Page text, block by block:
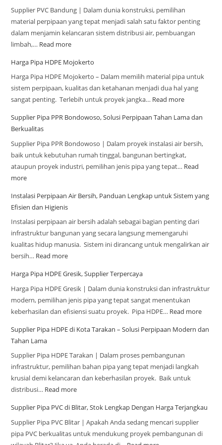
Supplier PVC Bandung | Dalam dunia konstruksi, pemilihan
material perpipaan yang tepat menjadi salah satu faktor penting
dalam menjamin kelancaran sistem distribusi air, pembuangan
limbah,… Read more
Harga Pipa HDPE Mojokerto
Harga Pipa HDPE Mojokerto – Dalam memilih material pipa untuk
sistem perpipaan, kualitas dan ketahanan menjadi dua hal yang
sangat penting. Terlebih untuk proyek jangka… Read more
Supplier Pipa PPR Bondowoso, Solusi Perpipaan Tahan Lama dan
Berkualitas
Supplier Pipa PPR Bondowoso | Dalam proyek instalasi air bersih,
baik untuk kebutuhan rumah tinggal, bangunan bertingkat,
ataupun proyek industri, pemilihan jenis pipa yang tepat… Read
more
Instalasi Perpipaan Air Bersih, Panduan Lengkap untuk Sistem yang
Efisien dan Higienis
Instalasi perpipaan air bersih adalah sebagai bagian penting dari
infrastruktur bangunan yang secara langsung memengaruhi
kualitas hidup manusia. Sistem ini dirancang untuk mengalirkan air
bersih… Read more
Harga Pipa HDPE Gresik, Supplier Terpercaya
Harga Pipa HDPE Gresik | Dalam dunia konstruksi dan infrastruktur
modern, pemilihan jenis pipa yang tepat sangat menentukan
keberhasilan dan efisiensi suatu proyek. Pipa HDPE… Read more
Supplier Pipa HDPE di Kota Tarakan – Solusi Perpipaan Modern dan
Tahan Lama
Supplier Pipa HDPE Tarakan | Dalam proses pembangunan
infrastruktur, pemilihan bahan pipa yang tepat menjadi langkah
krusial demi kelancaran dan keberhasilan proyek. Baik untuk
distribusi… Read more
Supplier Pipa PVC di Blitar, Stok Lengkap Dengan Harga Terjangkau
Supplier Pipa PVC Blitar | Apakah Anda sedang mencari supplier
pipa PVC berkualitas untuk mendukung proyek pembangunan di